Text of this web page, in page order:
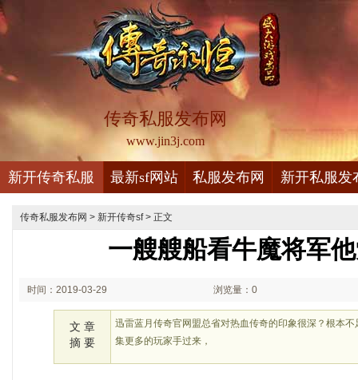
传奇私服发布网
www.jin3j.com
新开传奇私服 最新sf网站 私服发布网 新开私服发
传奇私服发布网 > 新开传奇sf> 正文
一艘艘船看牛魔将军
时间：2019-03-29 浏览量：0
文 章
摘 要
迅雷蓝月传奇官网盟总省对热血传奇的印象很深？根本
集更多的玩家手过来，